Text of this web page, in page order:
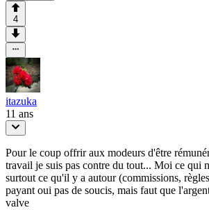
4
itazuka
11 ans
Pour le coup offrir aux modeurs d'être
travail je suis pas contre du tout... Moi ce qui
surtout ce qu'il y a autour (commissions,
payant oui pas de soucis, mais faut que
valve